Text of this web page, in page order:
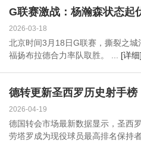
G联赛激战：杨瀚森状态起
2026-03-18
北京时间3月18日G联赛，撕裂之
福扬布拉德合力率队取胜。 ... [详细]
德转更新圣西罗历史射手
2026-04-19
德国转会市场最新数据显示，圣西
劳塔罗成为现役球员最高排名保持